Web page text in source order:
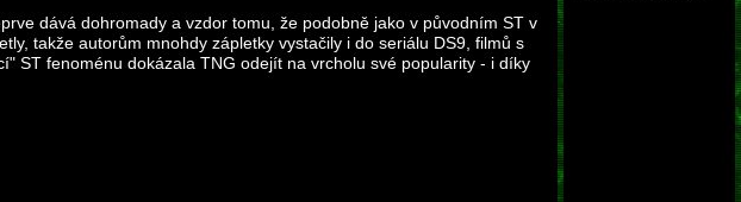
dává dohromady a vzdor tomu, že podobně jako v původním ST v
takže autorům mnohdy zápletky vystačily i do seriálu DS9, filmů s
ST fenoménu dokázala TNG odejít na vrcholu své popularity - i díky